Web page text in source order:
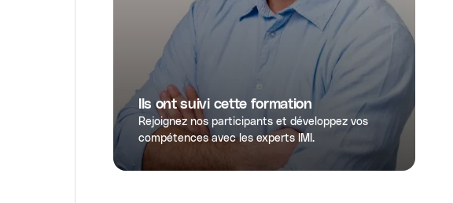
Ils ont suivi cette formation
Rejoignez nos participants et développez vos
compétences avec les experts IMI.